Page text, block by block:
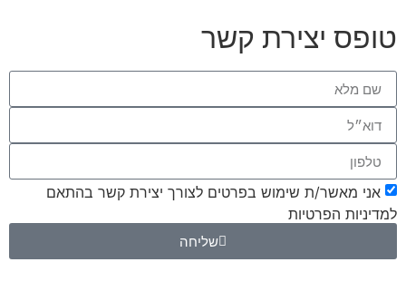
טופס יצירת קשר
אני מאשר/ת שימוש בפרטים לצורך יצירת קשר בהתאם
למדיניות הפרטיות
שליחה